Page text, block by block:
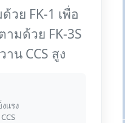
วย FK-1 เพื่อ
มด้วย FK-3S
น CCS สูง
งแรง